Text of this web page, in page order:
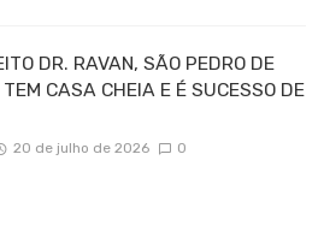
DR. RAVAN, SÃO PEDRO DE
CASA CHEIA E É SUCESSO DE
20 de julho de 2026 0